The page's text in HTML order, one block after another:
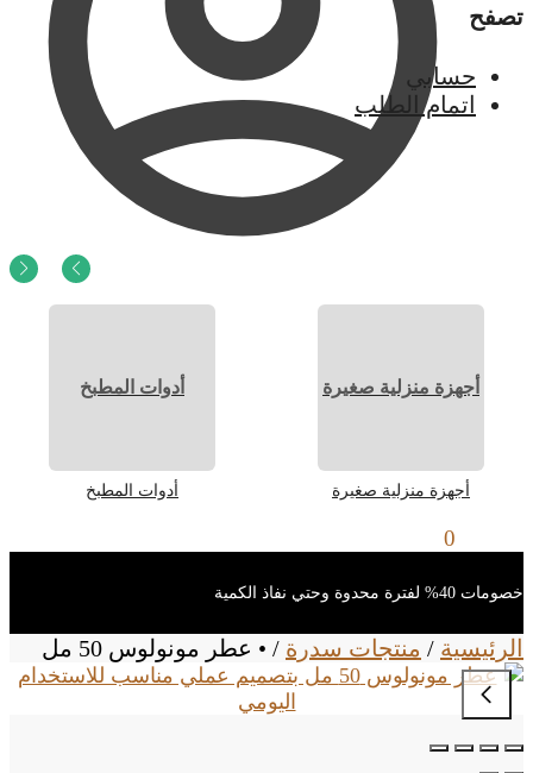
تصفح
حسابي
اتمام الطلب
أجهزة منزلية صغيرة
أجهزة منزلية صغيرة
أدوات المطبخ
أدوات المطبخ
0
خصومات 40% لفترة محدوة وحتي نفاذ الكمية
الرئيسية / منتجات سدرة / • عطر مونولوس 50 مل